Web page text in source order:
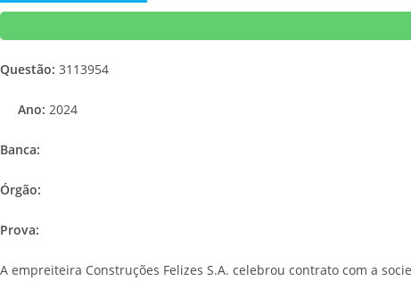
Questão: 3113954
Ano: 2024
Banca:
Órgão:
Prova:
A empreiteira Construções Felizes S.A. celebrou contrato com a